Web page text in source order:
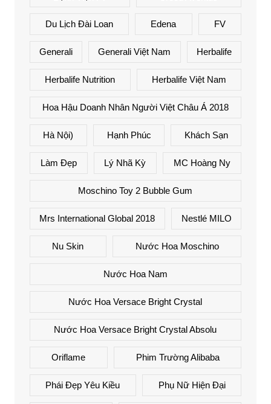
Du Lịch Đài Loan Edena FV
Generali Generali Việt Nam Herbalife
Herbalife Nutrition Herbalife Việt Nam
Hoa Hậu Doanh Nhân Người Việt Châu Á 2018
Hà Nội) Hạnh Phúc Khách Sạn
Làm Đẹp Lý Nhã Kỳ MC Hoàng Ny
Moschino Toy 2 Bubble Gum
Mrs International Global 2018 Nestlé MILO
Nu Skin Nước Hoa Moschino
Nước Hoa Nam
Nước Hoa Versace Bright Crystal
Nước Hoa Versace Bright Crystal Absolu
Oriflame Phim Trường Alibaba
Phái Đẹp Yêu Kiều Phụ Nữ Hiện Đại